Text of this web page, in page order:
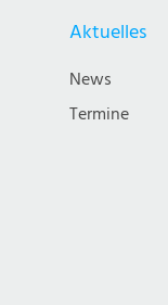
Aktuelles
News
Termine